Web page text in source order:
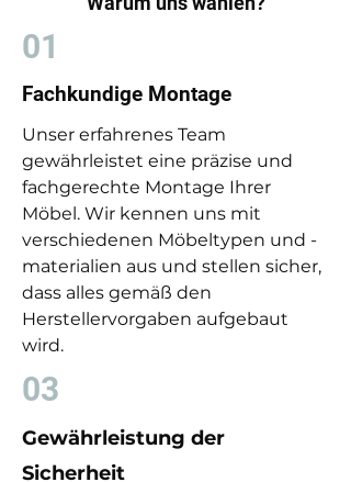
01
Fachkundige Montage
Unser erfahrenes Team
gewährleistet eine präzise und
fachgerechte Montage Ihrer
Möbel. Wir kennen uns mit
verschiedenen Möbeltypen und -
materialien aus und stellen sicher,
dass alles gemäß den
Herstellervorgaben aufgebaut
wird.
03
Gewährleistung der
Sicherheit